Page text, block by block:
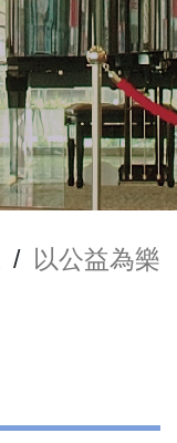
/ 以公益為樂